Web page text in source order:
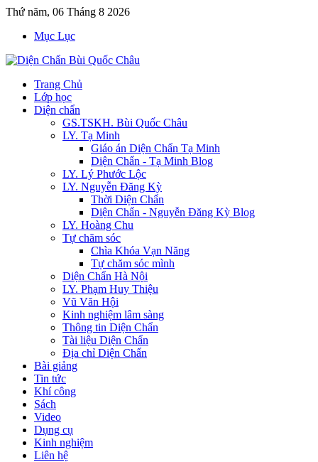
Thứ năm, 06 Tháng 8 2026
Mục Lục
Trang Chủ
Lớp học
Diện chẩn
GS.TSKH. Bùi Quốc Châu
LY. Tạ Minh
Giáo án Diện Chẩn Tạ Minh
Diện Chẩn - Tạ Minh Blog
LY. Lý Phước Lộc
LY. Nguyễn Đăng Kỳ
Thời Diện Chẩn
Diện Chẩn - Nguyễn Đăng Kỳ Blog
LY. Hoàng Chu
Tự chăm sóc
Chìa Khóa Vạn Năng
Tự chăm sóc mình
Diện Chẩn Hà Nội
LY. Phạm Huy Thiệu
Vũ Văn Hội
Kinh nghiệm lâm sàng
Thông tin Diện Chẩn
Tài liệu Diện Chẩn
Địa chỉ Diện Chẩn
Bài giảng
Tin tức
Khí công
Sách
Video
Dụng cụ
Kinh nghiệm
Liên hệ